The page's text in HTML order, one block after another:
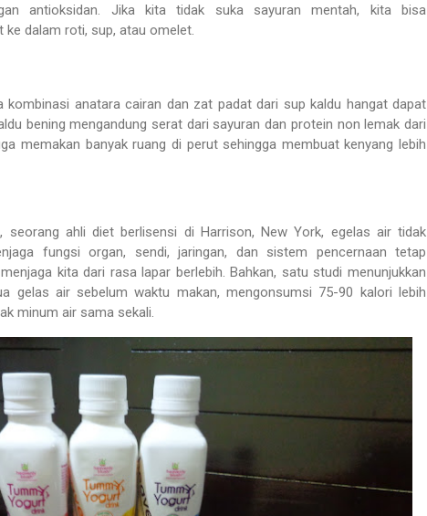
antioksidan. Jika kita tidak suka sayuran mentah, kita bisa
dalam roti, sup, atau omelet.
kombinasi anatara cairan dan zat padat dari sup kaldu hangat dapat
bening mengandung serat dari sayuran dan protein non lemak dari
memakan banyak ruang di perut sehingga membuat kenyang lebih
seorang ahli diet berlisensi di Harrison, New York, egelas air tidak
fungsi organ, sendi, jaringan, dan sistem pencernaan tetap
kita dari rasa lapar berlebih. Bahkan, satu studi menunjukkan
gelas air sebelum waktu makan, mengonsumsi 75-90 kalori lebih
minum air sama sekali.